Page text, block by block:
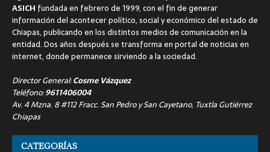
ASICH fundada en febrero de 1999, con el fin de generar
información del acontecer político, social y económico del estado de
Chiapas, publicando en los distintos medios de comunicación en la
entidad. Dos años después se transforma en portal de noticias en
internet, donde permanece sirviendo a la sociedad.
Director General:Cosme Vázquez
Teléfono:9611406004
Av. 4 Mzna. 8 #112 Fracc. San Pedro y San Cayetano, Tuxtla Gutiérrez
Chiapas
CATEGORÍAS